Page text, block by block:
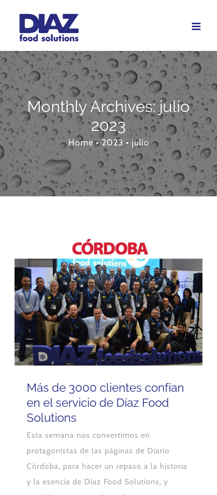
content
Monthly Archives:julio
2023
Home • 2023 • julio
Más de 3000 clientes confían
en el servicio de Díaz Food
Solutions
Esta semana nos convertimos en
protagonistas de las páginas de Diario
Córdoba, para hacer un repaso a la historia
y la esencia de Díaz Food Solutions, y